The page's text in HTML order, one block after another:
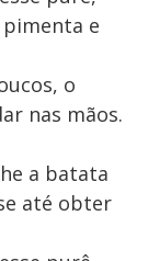
e
o
nas mãos.
a batata
até obter